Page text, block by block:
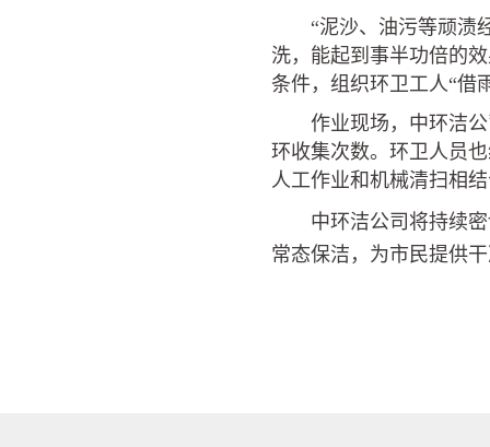
“泥沙、油污等顽渍经
洗，能起到事半功倍的
条件，组织环卫工人“借
作业现场，中环洁公
环收集次数。环卫人员
人工作业和机械清扫相
中环洁公司将持续密
常态保洁，为市民提供